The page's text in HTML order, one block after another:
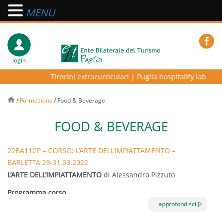
login
Tirocini extracurriculari| Puglia hospitality lab –
/ Formazione / Food & Beverage
FOOD & BEVERAGE
22BA11CP – CORSO: L’ARTE DELL’IMPIATTAMENTO –
BARLETTA 29-31.03.2022
L’ARTE DELL’IMPIATTAMENTO di Alessandro Pizzuto
Programma corso
La prima parte del corso sarà dedicata alle linee generali
approfondisci
MENU